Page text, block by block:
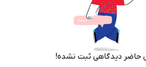
حاضر دیدگاهی ثبت نشده!